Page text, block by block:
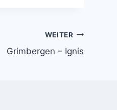
WEITER
Grimbergen – Ignis